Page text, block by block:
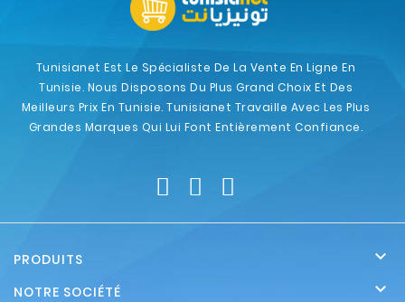
Tunisianet Est Le Spécialiste De La Vente En Ligne En
Tunisie. Nous Disposons Du Plus Grand Choix Et Des
Meilleurs Prix En Tunisie. Tunisianet Travaille Avec Les Plus
Grandes Marques Qui Lui Font Entièrement Confiance.
PRODUITS 
NOTRE SOCIÉTÉ 